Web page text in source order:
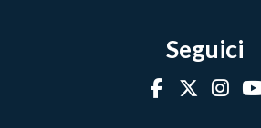
Seguici